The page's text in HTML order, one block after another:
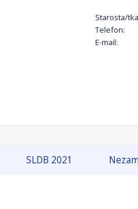
Starosta/
Telefon:
E-mail:
SLDB 2021